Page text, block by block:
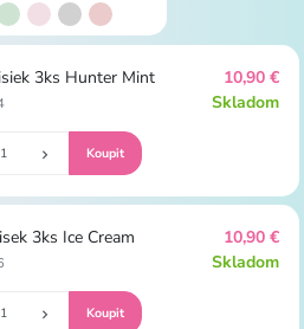
3ks Hunter Mint
10,90 €
Skladom
3ks Ice Cream
10,90 €
Skladom